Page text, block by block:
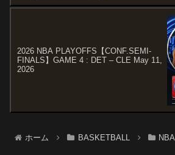
2026 NBA PLAYOFFS【CONF.SEMI-
FINALS】GAME 4 : DET – CLE May 11,
2026
ホーム BASKETBALL NBA